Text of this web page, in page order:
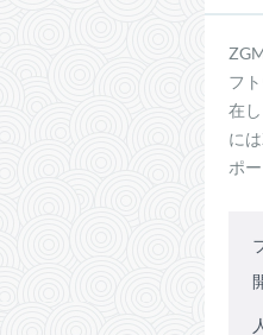
フ
在
に
ポ